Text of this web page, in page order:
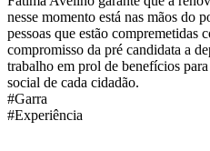
nesse momento está nas mãos do
pessoas que estão compremetidas
compromisso da pré candidata a
trabalho em prol de benefícios
social de cada cidadão.
#Garra
#Experiência